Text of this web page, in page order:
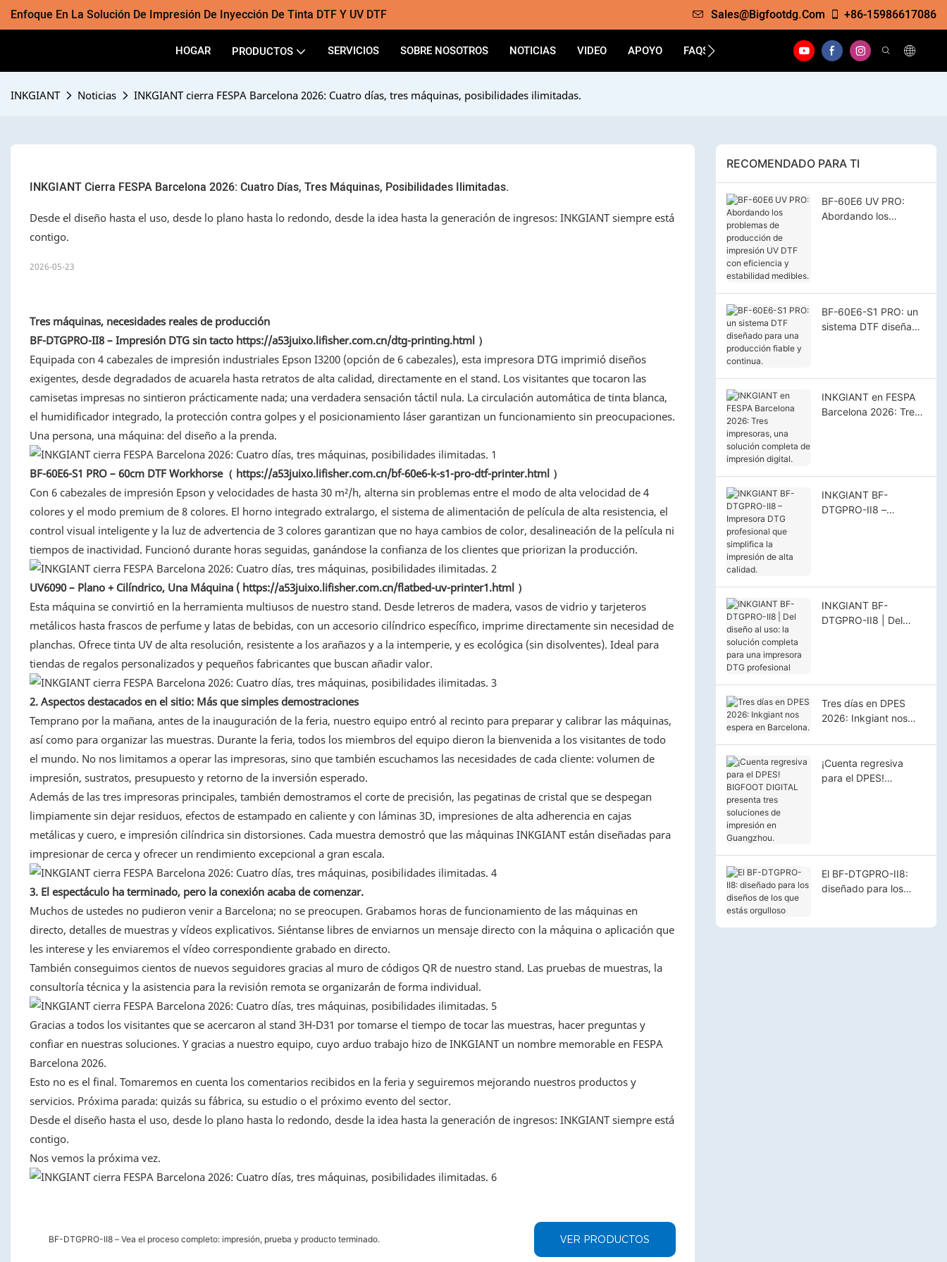
Enfoque En La Solución De Impresión De Inyección De Tinta DTF Y UV DTF Sales@bigfootdg.com +86-15986617086
HOGAR PRODUCTOS SERVICIOS SOBRE NOSOTROS NOTICIAS VIDEO APOYO FAQS
INKGIANT Noticias INKGIANT cierra FESPA Barcelona 2026: Cuatro días, tres máquinas, posibilidades ilimitadas.
INKGIANT Cierra FESPA Barcelona 2026: Cuatro Días, Tres Máquinas, Posibilidades Ilimitadas.
Desde el diseño hasta el uso, desde lo plano hasta lo redondo, desde la idea hasta la generación de ingresos: INKGIANT siempre está
contigo.
2026-05-23
Tres máquinas, necesidades reales de producción
BF-DTGPRO-II8 – Impresión DTG sin tactohttps://a53juixo.lifisher.com.cn/dtg-printing.html）
Equipada con 4 cabezales de impresión industriales Epson I3200 (opción de 6 cabezales), esta impresora DTG imprimió diseños
exigentes, desde degradados de acuarela hasta retratos de alta calidad, directamente en el stand. Los visitantes que tocaron las
camisetas impresas no sintieron prácticamente nada; una verdadera sensación táctil nula. La circulación automática de tinta blanca,
el humidificador integrado, la protección contra golpes y el posicionamiento láser garantizan un funcionamiento sin preocupaciones.
Una persona, una máquina: del diseño a la prenda.
BF-60E6-S1 PRO – 60cm DTF Workhorse（ https://a53juixo.lifisher.com.cn/bf-60e6-k-s1-pro-dtf-printer.html）
Con 6 cabezales de impresión Epson y velocidades de hasta 30 m²/h, alterna sin problemas entre el modo de alta velocidad de 4
colores y el modo premium de 8 colores. El horno integrado extralargo, el sistema de alimentación de película de alta resistencia, el
control visual inteligente y la luz de advertencia de 3 colores garantizan que no haya cambios de color, desalineación de la película ni
tiempos de inactividad. Funcionó durante horas seguidas, ganándose la confianza de los clientes que priorizan la producción.
UV6090 – Plano + Cilíndrico, Una Máquina (https://a53juixo.lifisher.com.cn/flatbed-uv-printer1.html）
Esta máquina se convirtió en la herramienta multiusos de nuestro stand. Desde letreros de madera, vasos de vidrio y tarjeteros
metálicos hasta frascos de perfume y latas de bebidas, con un accesorio cilíndrico específico, imprime directamente sin necesidad de
planchas. Ofrece tinta UV de alta resolución, resistente a los arañazos y a la intemperie, y es ecológica (sin disolventes). Ideal para
tiendas de regalos personalizados y pequeños fabricantes que buscan añadir valor.
2. Aspectos destacados en el sitio: Más que simples demostraciones
Temprano por la mañana, antes de la inauguración de la feria, nuestro equipo entró al recinto para preparar y calibrar las máquinas,
así como para organizar las muestras. Durante la feria, todos los miembros del equipo dieron la bienvenida a los visitantes de todo
el mundo. No nos limitamos a operar las impresoras, sino que también escuchamos las necesidades de cada cliente: volumen de
impresión, sustratos, presupuesto y retorno de la inversión esperado.
Además de las tres impresoras principales, también demostramos el corte de precisión, las pegatinas de cristal que se despegan
limpiamente sin dejar residuos, efectos de estampado en caliente y con láminas 3D, impresiones de alta adherencia en cajas
metálicas y cuero, e impresión cilíndrica sin distorsiones. Cada muestra demostró que las máquinas INKGIANT están diseñadas para
impresionar de cerca y ofrecer un rendimiento excepcional a gran escala.
3. El espectáculo ha terminado, pero la conexión acaba de comenzar.
Muchos de ustedes no pudieron venir a Barcelona; no se preocupen. Grabamos horas de funcionamiento de las máquinas en
directo, detalles de muestras y vídeos explicativos. Siéntanse libres de enviarnos un mensaje directo con la máquina o aplicación que
les interese y les enviaremos el vídeo correspondiente grabado en directo.
También conseguimos cientos de nuevos seguidores gracias al muro de códigos QR de nuestro stand. Las pruebas de muestras, la
consultoría técnica y la asistencia para la revisión remota se organizarán de forma individual.
Gracias a todos los visitantes que se acercaron al stand 3H-D31 por tomarse el tiempo de tocar las muestras, hacer preguntas y
confiar en nuestras soluciones. Y gracias a nuestro equipo, cuyo arduo trabajo hizo de INKGIANT un nombre memorable en FESPA
Barcelona 2026.
Esto no es el final. Tomaremos en cuenta los comentarios recibidos en la feria y seguiremos mejorando nuestros productos y
servicios. Próxima parada: quizás su fábrica, su estudio o el próximo evento del sector.
Desde el diseño hasta el uso, desde lo plano hasta lo redondo, desde la idea hasta la generación de ingresos: INKGIANT siempre está
contigo.
Nos vemos la próxima vez.
BF-DTGPRO-II8 – Vea el proceso completo: impresión, prueba y producto terminado. VER PRODUCTOS
RECOMENDADO PARA TI
BF-60E6 UV PRO:
Abordando los
BF-60E6-S1 PRO: un
sistema DTF diseñado
INKGIANT en FESPA
Barcelona 2026: Tres
INKGIANT BF-
DTGPRO-II8 –
INKGIANT BF-
DTGPRO-II8 | Del
Tres días en DPES
2026: Inkgiant nos
¡Cuenta regresiva
para el DPES!
El BF-DTGPRO-II8:
diseñado para los